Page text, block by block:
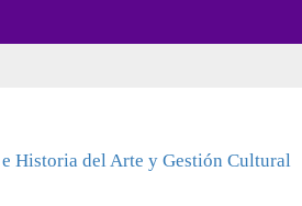
Historia del Arte y Gestión Cultural